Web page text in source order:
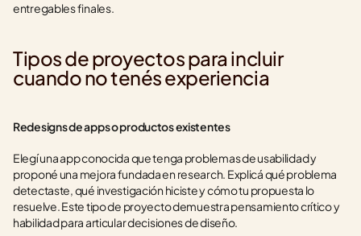
entregables finales.
Tipos de proyectos para incluir
cuando no tenés experiencia
Redesigns de apps o productos existentes
Elegí una app conocida que tenga problemas de usabilidad y
proponé una mejora fundada en research. Explicá qué problema
detectaste, qué investigación hiciste y cómo tu propuesta lo
resuelve. Este tipo de proyecto demuestra pensamiento crítico y
habilidad para articular decisiones de diseño.